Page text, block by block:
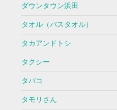
ダウンタウン浜田
タオル（バスタオル）
タカアンドトシ
タクシー
タバコ
タモリさん